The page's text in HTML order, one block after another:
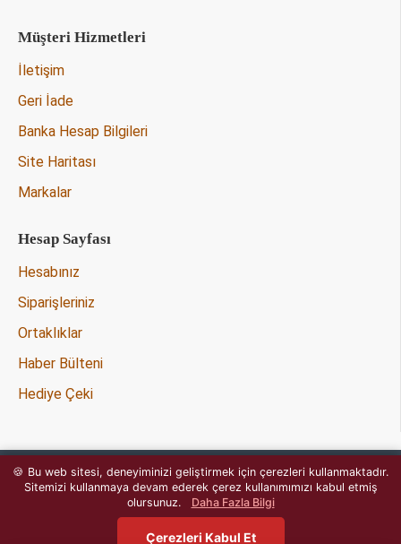
Müşteri Hizmetleri
İletişim
Geri İade
Banka Hesap Bilgileri
Site Haritası
Markalar
Hesap Sayfası
Hesabınız
Siparişleriniz
Ortaklıklar
Haber Bülteni
Hediye Çeki
Copyright © 2020 - Tüm Hakları
OpencartJournal.com
🍪 Bu web sitesi, deneyiminizi geliştirmek için çerezleri kullanmaktadır.
Sitemizi kullanmaya devam ederek çerez kullanımımızı kabul etmiş
olursunuz.
Daha Fazla Bilgi
Çerezleri Kabul Et